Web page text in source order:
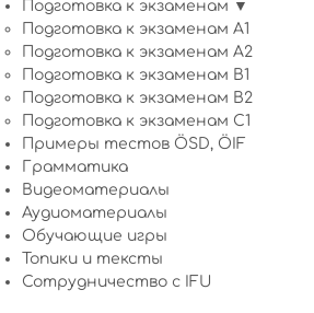
Подготовка к экзаменам ▼
Подготовка к экзаменам A1
Подготовка к экзаменам A2
Подготовка к экзаменам B1
Подготовка к экзаменам B2
Подготовка к экзаменам C1
Примеры тестов ÖSD, ÖIF
Грамматика
Видеоматериалы
Аудиоматериалы
Обучающие игры
Топики и тексты
Сотрудничество c IFU